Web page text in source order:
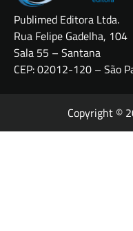
Publimed Editora Ltda.
Rua Felipe Gadelha, 104
Sala 55 – Santana
CEP: 02012-120 – São
Copyright ©